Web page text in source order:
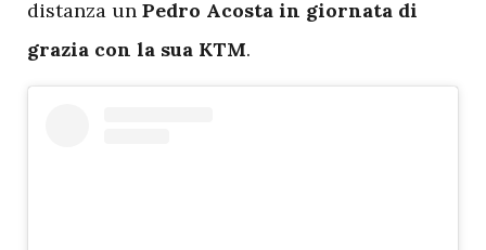
distanza un Pedro Acosta in giornata di
grazia con la sua KTM.